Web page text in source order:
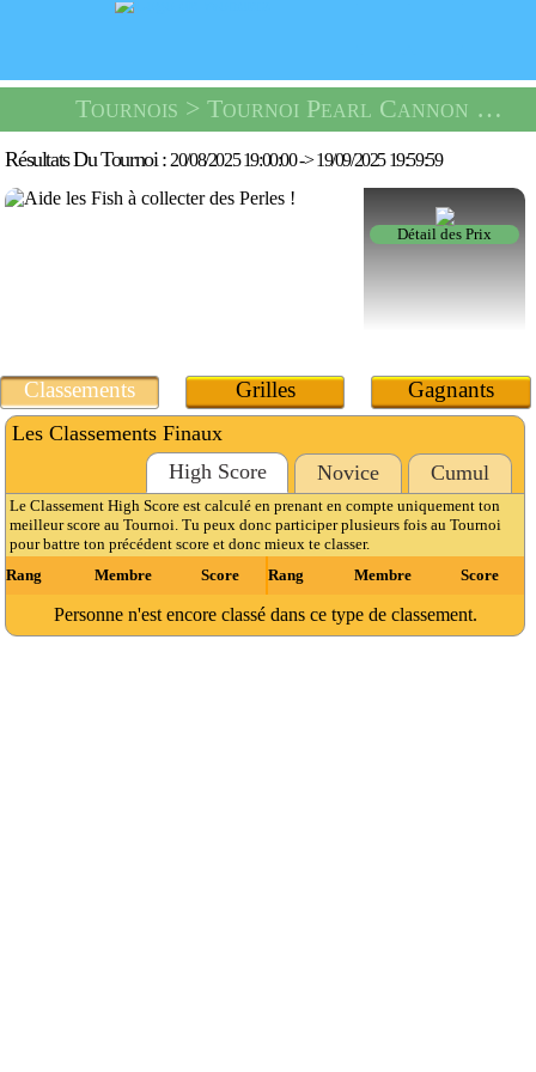
Tournois > Tournoi Pearl Cannon - Un
Résultats Du Tournoi :20/08/2025 19:00:00->19/09/2025 19:59:59
Détail des Prix
Classements Grilles Gagnants
Les Classements Finaux
High Score
Novice Cumul
Le Classement High Score est calculé en prenant en compte uniquement ton
meilleur score au Tournoi. Tu peux donc participer plusieurs fois au Tournoi
pour battre ton précédent score et donc mieux te classer.
Rang
Membre Score Rang Membre Score
Personne n'est encore classé dans ce type de classement.